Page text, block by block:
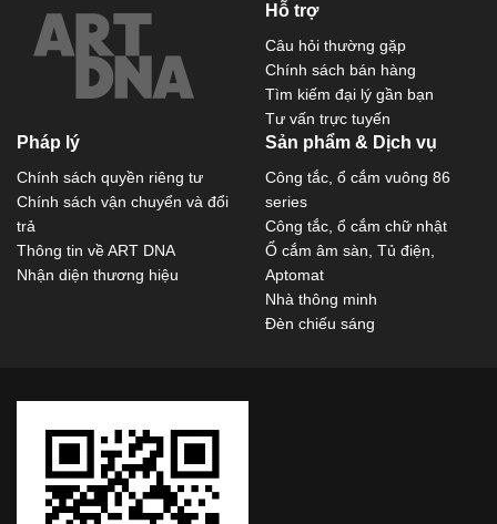
Hỗ trợ
Câu hỏi thường gặp
Chính sách bán hàng
Tìm kiếm đại lý gần bạn
Tư vấn trực tuyến
Pháp lý
Chính sách quyền riêng tư
Chính sách vận chuyển và đổi
trả
Thông tin về ART DNA
Nhận diện thương hiệu
Sản phẩm & Dịch vụ
Công tắc, ổ cắm vuông 86
series
Công tắc, ổ cắm chữ nhật
Ổ cắm âm sàn, Tủ điện,
Aptomat
Nhà thông minh
Đèn chiếu sáng